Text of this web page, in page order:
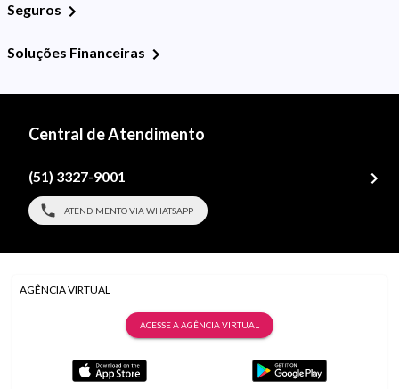
Seguros
Soluções Financeiras
Central de Atendimento
(51) 3327-9001
ATENDIMENTO VIA WHATSAPP
AGÊNCIA VIRTUAL
ACESSE A AGÊNCIA VIRTUAL